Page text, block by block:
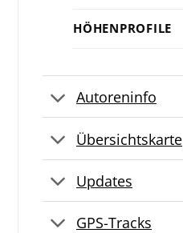
HÖHENPROFILE
Autoreninfo
Übersichtskarte
Updates
GPS-Tracks